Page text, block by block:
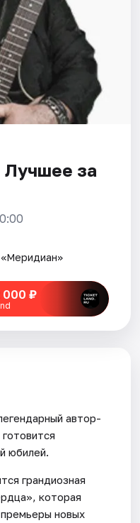
Лучшее за
000 ₽
автор-
юбилей.
грандиозная
которая
новых